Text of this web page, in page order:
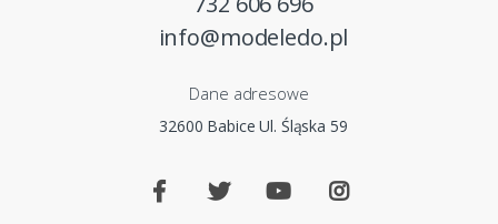
info@modeledo.pl
Dane adresowe
32600 Babice Ul. Śląska 59